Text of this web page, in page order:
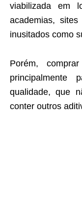
viabilizada em
academias,
inusitados como
Porém,
principalmente
qualidade, que
conter outros